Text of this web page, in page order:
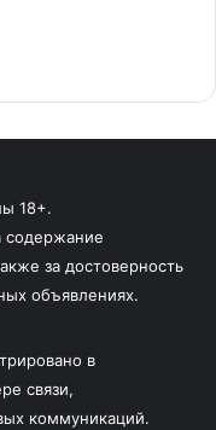
18+.
содержание
за достоверность
объявлениях.
в
связи,
коммуникаций.